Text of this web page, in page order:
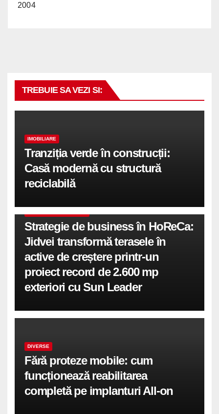
2004
TREBUIE SA VEZI SI:
IMOBILIARE
Tranziția verde în construcții:
Casă modernă cu structură
reciclabilă
Strategie de business în HoReCa:
Jidvei transformă terasele în
active de creștere printr-un
proiect record de 2.600 mp
exteriori cu Sun Leader
DIVERSE
Fără proteze mobile: cum
funcționează reabilitarea
completă pe implanturi All-on